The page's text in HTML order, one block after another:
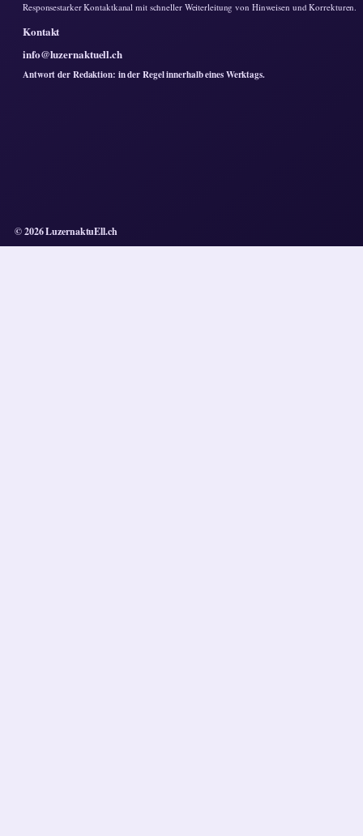
Responsestarker Kontaktkanal mit schneller Weiterleitung von Hinweisen und Korrekturen.
Kontakt
info@luzernaktuell.ch
Antwort der Redaktion: in der Regel innerhalb eines Werktags.
© 2026 LuzernaktuEll.ch